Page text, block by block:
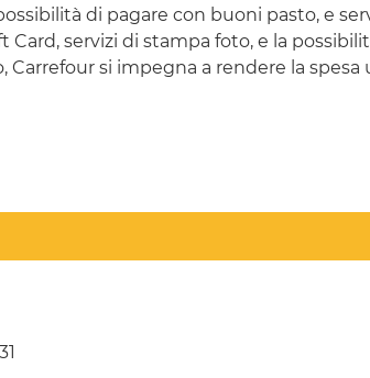
di pagare con buoni pasto, e
Card, servizi di stampa foto, e la
Carrefour si impegna a rendere la